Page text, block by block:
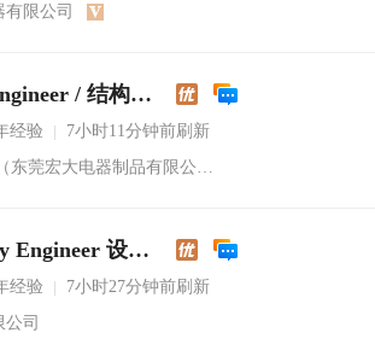
限公司
Mechanical Engineer / 结构工程师
经验
7小时11分钟前刷新
德国Miele东莞厂（东莞宏大电器制品有限公司）
Design Quality Engineer 设计品质工程师
经验
7小时27分钟前刷新
司